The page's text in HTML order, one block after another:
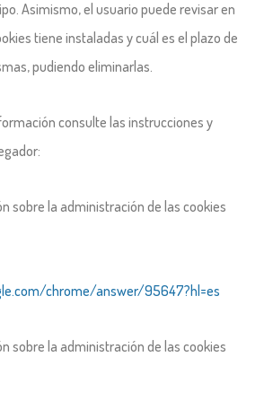
Asimismo, el usuario puede revisar en
tiene instaladas y cuál es el plazo de
pudiendo eliminarlas.
consulte las instrucciones y
sobre la administración de las cookies
chrome/answer/95647?hl=es
sobre la administración de las cookies